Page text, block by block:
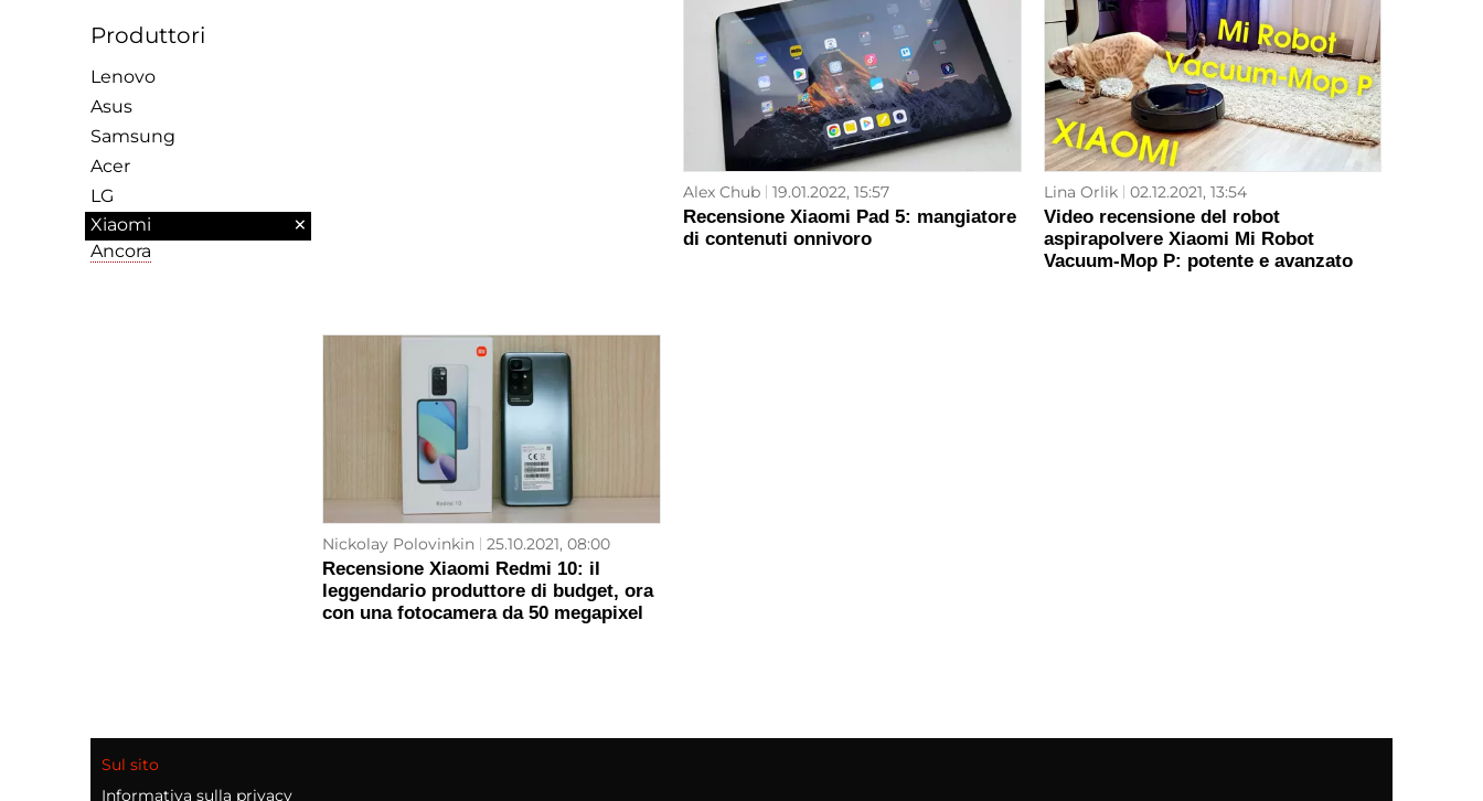
Alex Chub 19.01.2022, 15:57
Recensione Xiaomi Pad 5: mangiatore
di contenuti onnivoro
Lina Orlik 02.12.2021, 13:54
Video recensione del robot
aspirapolvere Xiaomi Mi Robot
Vacuum-Mop P: potente e avanzato
Nickolay Polovinkin 25.10.2021, 08:00
Recensione Xiaomi Redmi 10: il
leggendario produttore di budget, ora
con una fotocamera da 50 megapixel
Produttori
Lenovo
Asus
Samsung
Acer
LG
Xiaomi
×
Ancora
Sul sito
Informativa sulla privacy